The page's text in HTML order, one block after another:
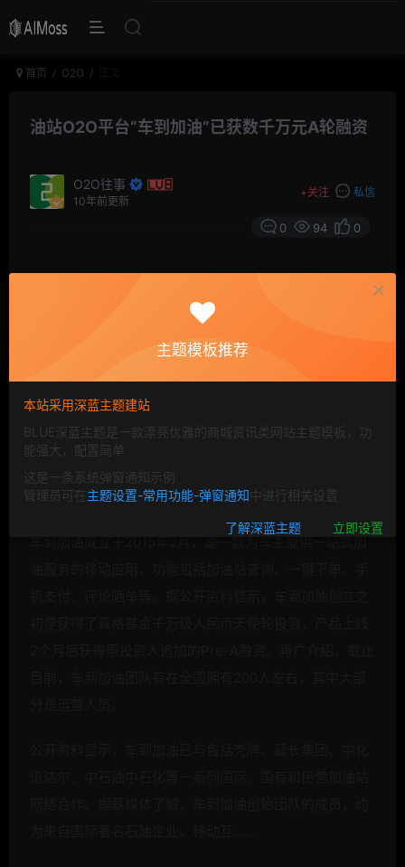
首页 O2O
油站O2O平台“车到加油”已获数千万元A轮融资
O2O往事
10年前更新
+关注 私信
0 94 0
领投的数千万人民币A轮融资。车到加油隶属于北京车到
CEO。此前获得真格基金千万级人民币天使轮投资，以及
薪媒体9月1日消息，车到加油已于2个月前完成人人领投
的数千万人民币A轮融资。车到加油隶属于北京车到网络
科技有限公司，于畅任公司董事长，肖广任公司CEO。
主题模板推荐
本站采用深蓝主题建站
BLUE深蓝主题是一款漂亮优雅的商城资讯类网站主题模板，功
能强大，配置简单
这是一条系统弹窗通知示例
管理员可在主题设置-常用功能-弹窗通知中进行相关设置
了解深蓝主题 立即设置